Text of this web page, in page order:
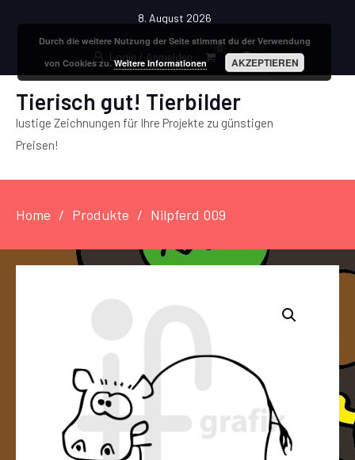
8. August 2026
Login / Anmelden
0
Tierisch gut! Tierbilder
lustige Zeichnungen für Ihre Projekte zu günstigen
Preisen!
Home Produkte Nilpferd 009
Durch die weitere Nutzung der Seite stimmst du der Verwendung
von Cookies zu.Weitere Informationen AKZEPTIEREN